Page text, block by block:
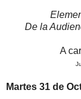
De la
A
Martes 31 de